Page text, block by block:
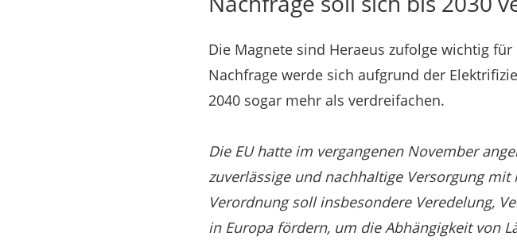
Die Magnete sind Heraeus zufolge wichtig
Nachfrage werde sich aufgrund der
2040 sogar mehr als verdreifachen.
Die EU hatte im vergangenen November
zuverlässige und nachhaltige Versorgung
Verordnung soll insbesondere Veredelung,
in Europa fördern, um die Abhängigkeit von